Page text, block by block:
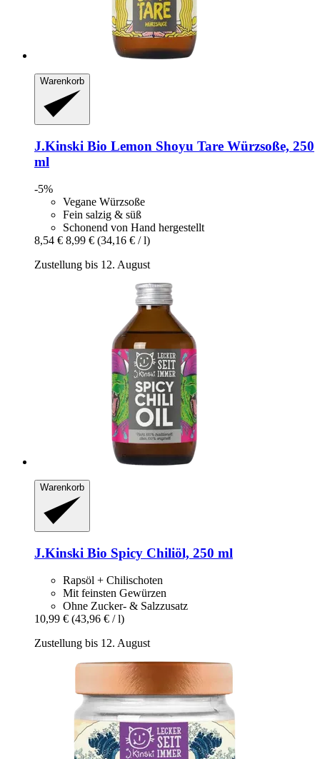
Warenkorb
J.Kinski Bio Lemon Shoyu Tare Würzsoße, 250
ml
-5%
Vegane Würzsoße
Fein salzig & süß
Schonend von Hand hergestellt
8,54 € 8,99 € (34,16 € / l)
Zustellung bis 12. August
Warenkorb
J.Kinski Bio Spicy Chiliöl, 250 ml
Rapsöl + Chilischoten
Mit feinsten Gewürzen
Ohne Zucker- & Salzzusatz
10,99 € (43,96 € / l)
Zustellung bis 12. August